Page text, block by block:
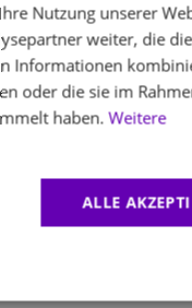
Nutzung unserer
weiter, die
Informationen
oder die sie im
haben. Weitere
ALLE